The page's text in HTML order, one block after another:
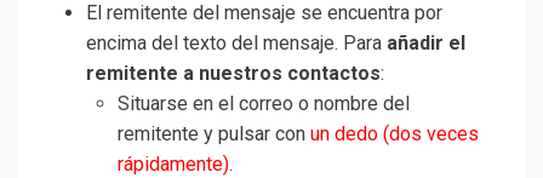
El remitente del mensaje se encuentra por
encima del texto del mensaje. Para añadir el
remitente a nuestros contactos:
Situarse en el correo o nombre del
remitente y pulsar con un dedo (dos veces
rápidamente).